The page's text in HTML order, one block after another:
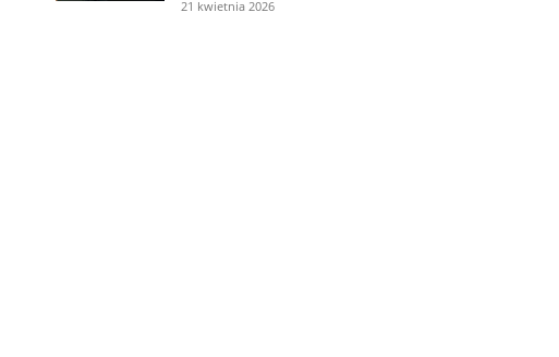
21 kwietnia 2026